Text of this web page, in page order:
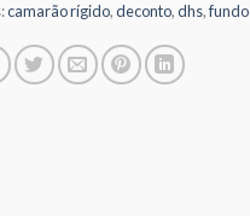
camarão rígido,deconto,dhs,fundo